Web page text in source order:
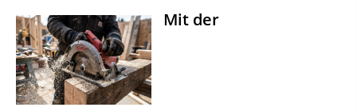
Mit der